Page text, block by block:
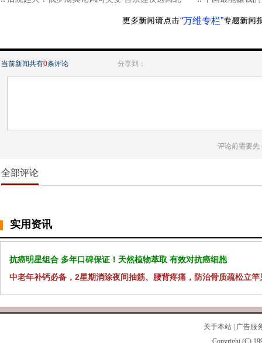
“万维专栏”
当前新闻共有0条评论 分享到：
评论前需要先
全部评论
实用资讯
抗癌明星组合 多年口碑保证！天然植物萃取 有效对抗癌细胞
中老年补钙必备，2星期消除夜间抽筋、腰背疼痛，防治骨质疏松立竿
关于本站
广告服
Copyright (C)